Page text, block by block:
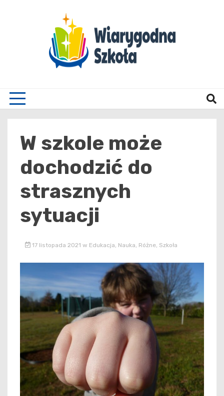
W szkole może
dochodzić do
strasznych
sytuacji
17 listopada 2021 w Edukacja Nauka Różne, Szkoła